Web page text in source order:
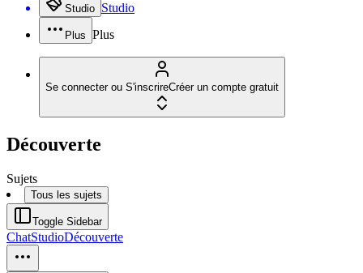
Studio Studio
Plus Plus
Se connecter ou S'inscrireCréer un compte gratuit
Découverte
Sujets
Tous les sujets
Toggle Sidebar
ChatStudioDécouverte